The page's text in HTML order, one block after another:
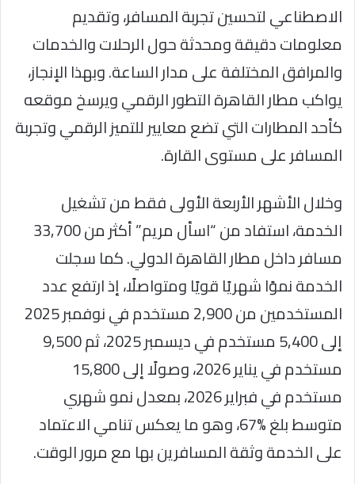
الاصطناعي لتحسين تجربة المسافر، وتقديم
معلومات دقيقة ومحدثة حول الرحلات والخدمات
والمرافق المختلفة على مدار الساعة. وبهذا الإنجاز،
يواكب مطار القاهرة التطور الرقمي ويرسخ موقعه
كأحد المطارات التي تضع معايير للتميز الرقمي وتجربة
المسافر على مستوى القارة.
وخلال الأشهر الأربعة الأولى فقط من تشغيل
الخدمة، استفاد من “اسأل مريم” أكثر من 33,700
مسافر داخل مطار القاهرة الدولي. كما سجلت
الخدمة نموًا شهريًا قويًا ومتواصلًا، إذ ارتفع عدد
المستخدمين من 2,900 مستخدم في نوفمبر 2025
إلى 5,400 مستخدم في ديسمبر 2025، ثم 9,500
مستخدم في يناير 2026، وصولًا إلى 15,800
مستخدم في فبراير 2026، بمعدل نمو شهري
متوسط بلغ %67، وهو ما يعكس تنامي الاعتماد
على الخدمة وثقة المسافرين بها مع مرور الوقت.